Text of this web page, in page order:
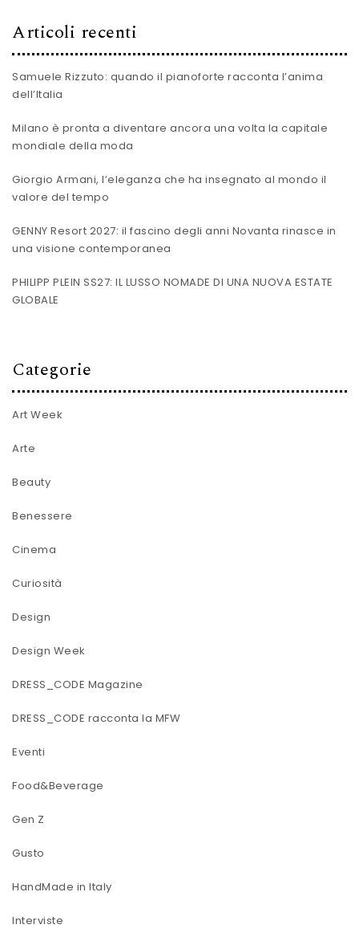
Articoli recenti
Samuele Rizzuto: quando il pianoforte racconta l’anima
dell’Italia
Milano è pronta a diventare ancora una volta la capitale
mondiale della moda
Giorgio Armani, l’eleganza che ha insegnato al mondo il
valore del tempo
GENNY Resort 2027: il fascino degli anni Novanta rinasce in
una visione contemporanea
PHILIPP PLEIN SS27: IL LUSSO NOMADE DI UNA NUOVA ESTATE
GLOBALE
Categorie
Art Week
Arte
Beauty
Benessere
Cinema
Curiosità
Design
Design Week
DRESS_CODE Magazine
DRESS_CODE racconta la MFW
Eventi
Food&Beverage
Gen Z
Gusto
HandMade in Italy
Interviste